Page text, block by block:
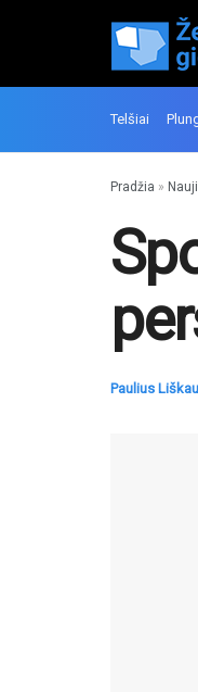
Telšiai
Pradžia »
Paulius